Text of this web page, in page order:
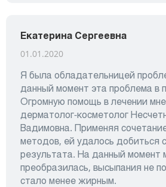
Екатерина Сергеевна
01.01.2020
Я была обладательницей
данный момент эта проблема в
Огромную помощь в лечении
дерматолог-косметолог
Вадимовна. Применяя
методов, ей удалось добиться
результата. На данный момент
преобразилась, высыпания не
стало менее жирным.